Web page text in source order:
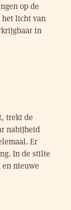
op de
het licht van
in
trekt de
nabijheid
Er
In de stilte
nieuwe